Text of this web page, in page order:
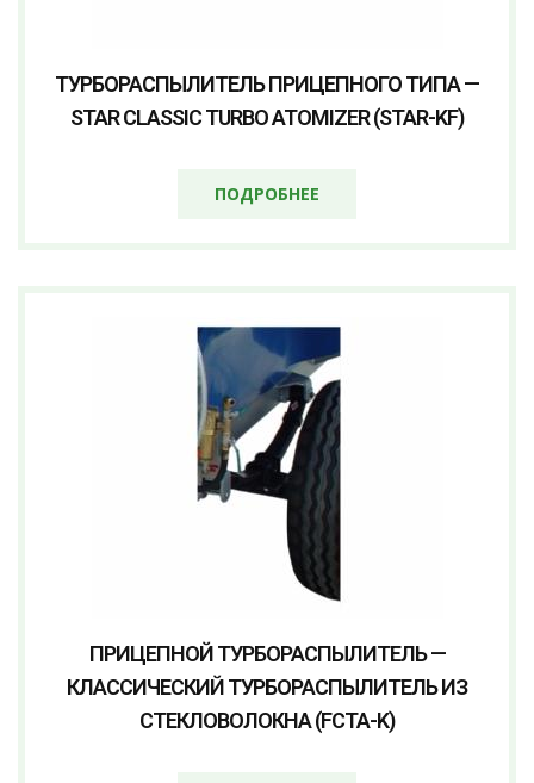
ТУРБОРАСПЫЛИТЕЛЬ ПРИЦЕПНОГО ТИПА —
STAR CLASSIC TURBO ATOMIZER (STAR-KF)
ПОДРОБНЕЕ
ПРИЦЕПНОЙ ТУРБОРАСПЫЛИТЕЛЬ —
КЛАССИЧЕСКИЙ ТУРБОРАСПЫЛИТЕЛЬ ИЗ
СТЕКЛОВОЛОКНА (FCTA-K)